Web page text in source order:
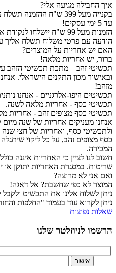
איך החבילה מגיעה אלי?
בקנייה מעל 399 ש"ח
עד 5 ימי עסקים!
הזמנות מעל 99 ש"ח יישלחו לנקודת איסוף או בדואר רשום ללא עלות!
הודעה עם פרטי משלוח תשלח אליך
האם יש אחריות על המוצרים?
ברור, יש אחריות מלאה!
ובאישור מכון התקנים הישראלי.
מזהב!
תכשיטים היפו-אלרגניים - אנחנו
תכשיטי כסף - אחריות מלאה לשנה.
תכשיטי כסף מצופים זהב - אחריות
אנחנו מעניקים אחריות של שנה מיום
ולתכשיטי כסף, ואחריות של חצי שנה
כסף מצופים זהב, על כל ליקוי
המכירה.
חשוב לנו לציין כי האחריות איננה
שריטות. במסגרת האחריות יתוקן
ואם אני לא מרוצה?
המוצר לא כפי שחשבת? אל דאגה!
ניתן לשלוח אלינו את התכשיט ולקבל
ניתן לקרוא עוד בעמוד "החלפות
שאלות נפוצות
הרשמו לניוזלטר שלנו